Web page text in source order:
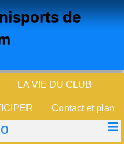
de
LA VIE DU CLUB
Contact et plan